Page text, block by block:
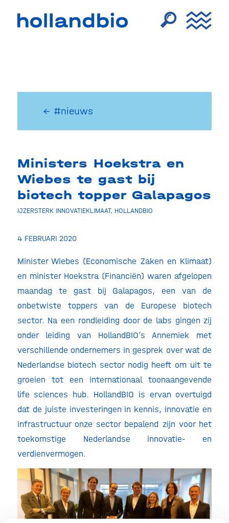
← #nieuws
Ministers Hoekstra en
Wiebes te gast bij
biotech topper Galapagos
IJZERSTERK INNOVATIEKLIMAAT, HOLLANDBIO
4 FEBRUARI 2020
Minister Wiebes (Economische Zaken en Klimaat)
en minister Hoekstra (Financiën) waren afgelopen
maandag te gast bij Galapagos, een van de
onbetwiste toppers van de Europese biotech
sector. Na een rondleiding door de labs gingen zij
onder leiding van HollandBIO’s Annemiek met
verschillende ondernemers in gesprek over wat de
Nederlandse biotech sector nodig heeft om uit te
groeien tot een internationaal toonaangevende
life sciences hub. HollandBIO is ervan overtuigd
dat de juiste investeringen in kennis, innovatie en
infrastructuur onze sector bepalend zijn voor het
toekomstige Nederlandse innovatie- en
verdienvermogen.